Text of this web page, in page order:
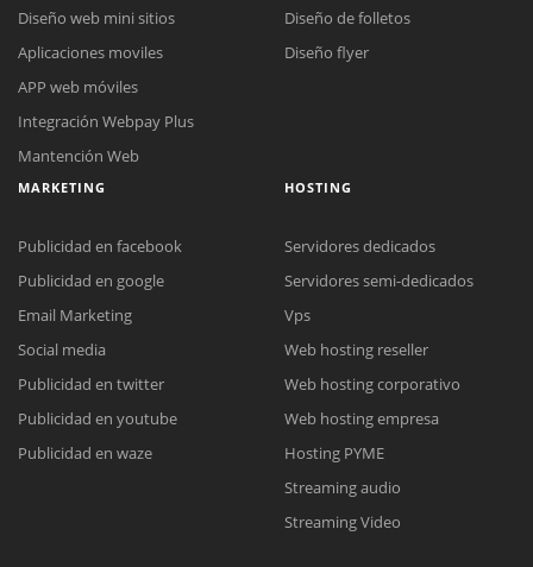
Reunión online
Nuestros ejecutivos le enviarán un correo electrónico con el enlace a
Meet para la reunión online.
Cotización
Todos nuestros ejecutivos están fuera de línea. Complete el formulario
Diseño web mini sitios
Aplicaciones moviles
APP web móviles
Integración Webpay Plus
Mantención Web
Diseño de folletos
Diseño flyer
MARKETING
Publicidad en facebook
Publicidad en google
Email Marketing
Social media
Publicidad en twitter
Publicidad en youtube
Publicidad en waze
HOSTING
Servidores dedicados
Servidores semi-dedicados
Vps
Web hosting reseller
Web hosting corporativo
Web hosting empresa
Hosting PYME
Streaming audio
Streaming Video